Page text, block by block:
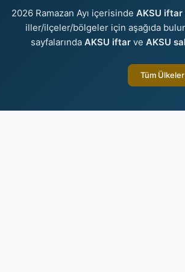
2026 Ramazan Ayı içerisinde AKSU
iller/ilçeler/bölgeler için aşağıda
sayfalarında AKSU iftar ve AKSU
Tüm